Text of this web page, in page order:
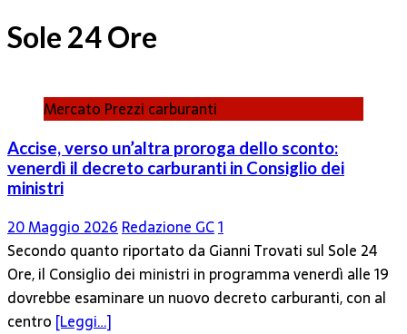
Sole 24 Ore
Mercato Prezzi carburanti
Accise, verso un’altra proroga dello sconto:
venerdì il decreto carburanti in Consiglio dei
ministri
20 Maggio 2026 Redazione GC1
Secondo quanto riportato da Gianni Trovati sul Sole 24
Ore, il Consiglio dei ministri in programma venerdì alle 19
dovrebbe esaminare un nuovo decreto carburanti, con al
centro [Leggi…]